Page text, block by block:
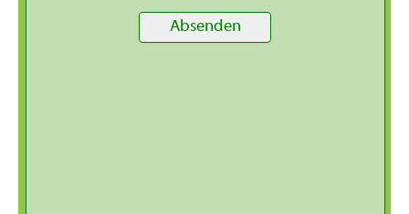
Absenden